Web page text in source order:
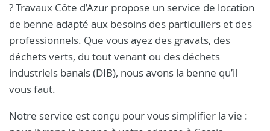
? Travaux Côte d’Azur propose un service de location
de benne adapté aux besoins des particuliers et des
professionnels. Que vous ayez des gravats, des
déchets verts, du tout venant ou des déchets
industriels banals (DIB), nous avons la benne qu’il
vous faut.
Notre service est conçu pour vous simplifier la vie :